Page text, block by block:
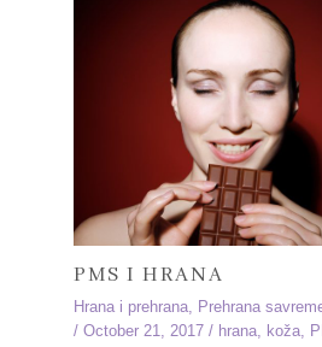
PMS I HRANA
Hrana i prehrana Prehrana
/October 21, 2017/ hrana koža